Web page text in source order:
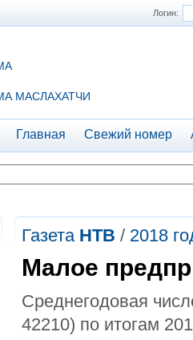
Логин:
МАСЛАХАТЧИ
Главная Свежий номер
Газета НТВ / 2018
Малое
Среднегодовая
42210) по итогам